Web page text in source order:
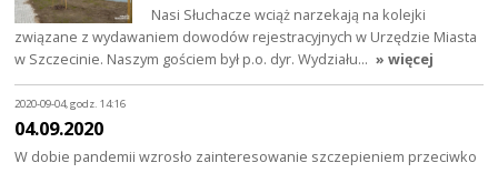
Nasi Słuchacze wciąż narzekają na kolejki
związane z wydawaniem dowodów rejestracyjnych w Urzędzie Miasta
w Szczecinie. Naszym gościem był p.o. dyr. Wydziału… » więcej
2020-09-04, godz. 14:16
04.09.2020
W dobie pandemii wzrosło zainteresowanie szczepieniem przeciwko